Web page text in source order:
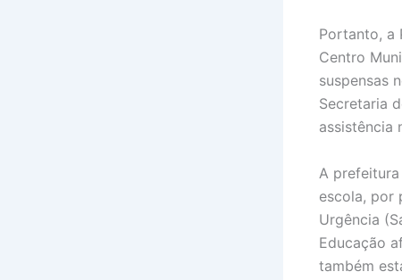
Portanto, a
Centro
suspensas
Secretaria
assistência
A
escola, por
Urgência
Educação
também